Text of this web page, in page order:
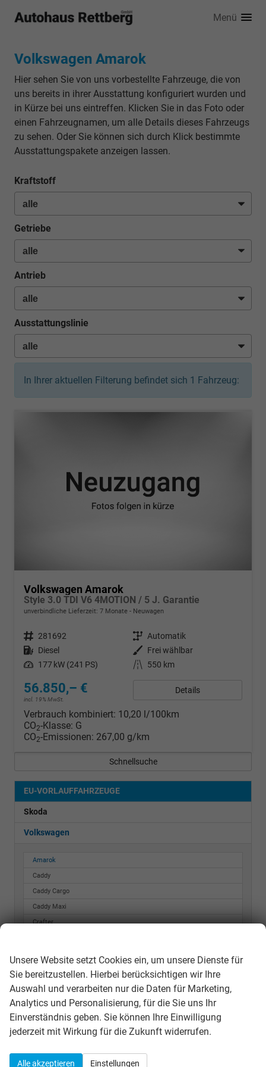
Menü
Volkswagen Amarok
Hier sehen Sie von uns vorbestellte Fahrzeuge, die von
uns bereits in ihrer Ausstattung konfiguriert wurden und
in Kürze bei uns eintreffen. Klicken Sie in das Foto oder
einen Fahrzeugnamen, um alle Details dieses Fahrzeugs
zu sehen. Oder Sie können sich durch Klick bestimmte
Ausstattungspakete anzeigen lassen.
Kraftstoff
Getriebe
Antrieb
Ausstattungslinie
In Ihrer aktuellen Filterung befindet sich 1 Fahrzeug:
Volkswagen Amarok
Style 3.0 TDI V6 4MOTION / 5 J. Garantie
unverbindliche Lieferzeit: 7 Monate Neuwagen
Fahrzeugnr. 281692 Getriebe Automatik
Kraftstoff Diesel Außenfarbe
Frei wählbar
Leistung 177 kW (241 PS) Kilometerstand 550 km
56.850,– €
incl. 19% MwSt.
Details
Verbrauch kombiniert: 10,20 l/100km
CO2-Klasse: G
CO2-Emissionen: 267,00 g/km
Schnellsuche
EU-VORLAUFFAHRZEUGE
Skoda
Volkswagen
Amarok
Caddy
Caddy Cargo
Caddy Maxi
Crafter
ID. BUZZ
ID. Cross
ID. Polo
ID.3
Passat Variant
Unsere Website setzt Cookies ein, um unsere Dienste für
Sie bereitzustellen. Hierbei berücksichtigen wir Ihre
Auswahl und verarbeiten nur die Daten für Marketing,
Analytics und Personalisierung, für die Sie uns Ihr
Einverständnis geben. Sie können Ihre Einwilligung
jederzeit mit Wirkung für die Zukunft widerrufen.
Alle akzeptieren Einstellungen